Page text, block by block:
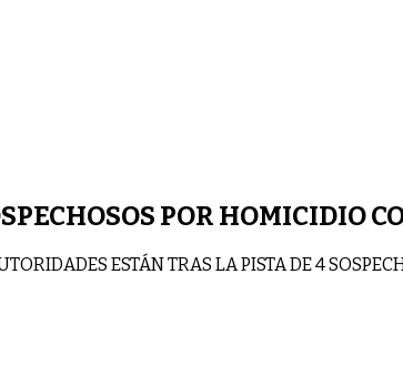
POR HOMICIDIO
ESTÁN TRAS LA PISTA DE 4